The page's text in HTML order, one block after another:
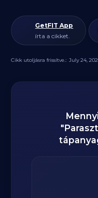
GetFIT App
írta a cikket.
Cikk utoljásra frissítve.: July 24,
"